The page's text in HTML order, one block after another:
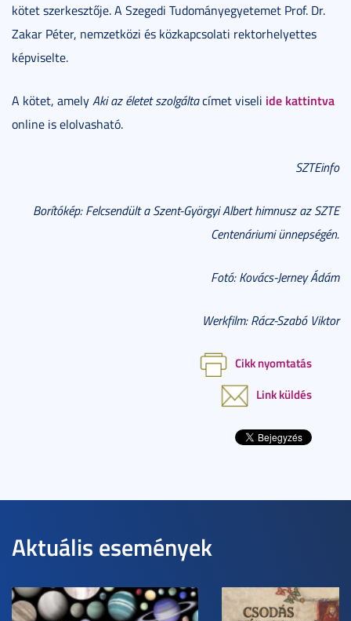
kötet szerkesztője. A Szegedi Tudományegyetemet Prof. Dr.
Zakar Péter, nemzetközi és közkapcsolati rektorhelyettes
képviselte.
A kötet, amelyAki az életet szolgáltacímet viseli ide kattintva
online is elolvasható.
SZTEinfo
Borítókép: Felcsendült a Szent-Györgyi Albert himnusz az SZTE
Centenáriumi ünnepségén.
Fotó: Kovács-Jerney Ádám
Werkfilm: Rácz-Szabó Viktor
Cikk nyomtatás
Link küldés
Aktuális események